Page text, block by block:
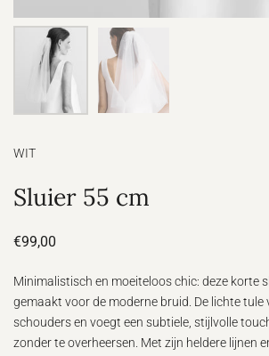
WIT
Sluier 55 cm
€99,00
Minimalistisch en moeiteloos chic: deze korte
gemaakt voor de moderne bruid. De lichte tule
schouders en voegt een subtiele, stijlvolle
zonder te overheersen. Met zijn heldere lijnen